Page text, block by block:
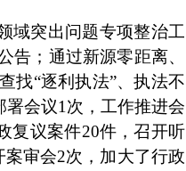
域突出问题专项整治工
；通过新源零距离、
找“逐利执法”、执法不
署会议1次，工作推进会
复议案件20件，召开听
案审会2次，加大了行政